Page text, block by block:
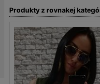
Produkty z rovnakej